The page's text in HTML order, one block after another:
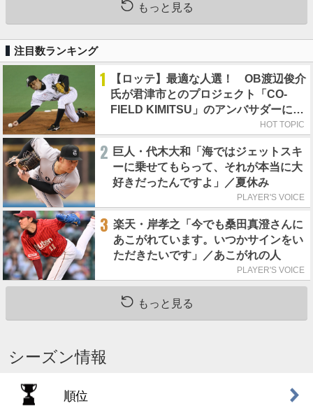
もっと見る
注目数ランキング
1
【ロッテ】最適な人選！ OB渡辺俊介
氏が君津市とのプロジェクト「CO-
FIELD KIMITSU」のアンバサダーに就
HOT TOPIC
2 巨人・代木大和「海ではジェットスキ
ーに乗せてもらって、それが本当に大
好きだったんですよ」／夏休み
PLAYER'S VOICE
3 楽天・岸孝之「今でも桑田真澄さんに
あこがれています。いつかサインをい
ただきたいです」／あこがれの人
PLAYER'S VOICE
もっと見る
シーズン情報
順位